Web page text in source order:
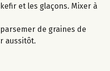
et les glaçons. Mixer à
de graines de
aussitôt.